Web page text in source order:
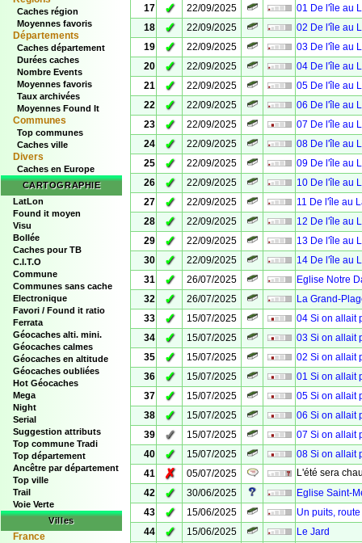
Caches région
Moyennes favoris
Départements
Caches département
Durées caches
Nombre Events
Moyennes favoris
Taux archivées
Moyennes Found It
Communes
Top communes
Caches ville
Divers
Caches en Europe
CARTOGRAPHIE
LatLon
Found it moyen
Visu
Bollée
Caches pour TB
C.I.T.O
Commune
Communes sans cache
Electronique
Favori / Found it ratio
Ferrata
Géocaches alti. mini.
Géocaches calmes
Géocaches en altitude
Géocaches oubliées
Hot Géocaches
Mega
Night
Serial
Suggestion attributs
Top commune Tradi
Top département
Ancêtre par département
Top ville
Trail
Voie Verte
Villes
France
17
✓ 22/09/2025
01 De l'île au
18
✓ 22/09/2025
02 De l'île au
19
✓ 22/09/2025
03 De l'île au
20
✓ 22/09/2025
04 De l'île au
21
✓ 22/09/2025
05 De l'île au
22
✓ 22/09/2025
06 De l'île au
23
✓ 22/09/2025
07 De l'île au
24
✓ 22/09/2025
08 De l'île au
25
✓ 22/09/2025
09 De l'île au
26
✓ 22/09/2025
10 De l'île au
27
✓ 22/09/2025
11 De l'île au
28
✓ 22/09/2025
12 De l'île au
29
✓ 22/09/2025
13 De l'île au
30
✓ 22/09/2025
14 De l'île au
31
✓ 26/07/2025
Eglise Notre
32
✓ 26/07/2025
La Grand-
33
✓ 15/07/2025
04 Si on allait
34
✓ 15/07/2025
03 Si on allait
35
✓ 15/07/2025
02 Si on allait
36
✓ 15/07/2025
01 Si on allait
37
✓ 15/07/2025
05 Si on allait
38
✓ 15/07/2025
06 Si on allait
39
✓ 15/07/2025
07 Si on allait
40
✓ 15/07/2025
08 Si on allait
41
✗ 05/07/2025
L'été sera
42
✓ 30/06/2025
Eglise Saint-
43
✓ 15/06/2025
Un puits,
44
✓ 15/06/2025
Le Jard